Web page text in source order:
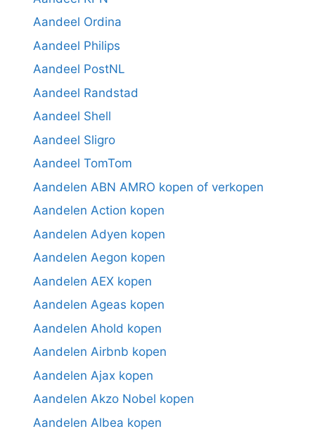
Aandeel Ordina
Aandeel Philips
Aandeel PostNL
Aandeel Randstad
Aandeel Shell
Aandeel Sligro
Aandeel TomTom
Aandelen ABN AMRO kopen of verkopen
Aandelen Action kopen
Aandelen Adyen kopen
Aandelen Aegon kopen
Aandelen AEX kopen
Aandelen Ageas kopen
Aandelen Ahold kopen
Aandelen Airbnb kopen
Aandelen Ajax kopen
Aandelen Akzo Nobel kopen
Aandelen Albea kopen